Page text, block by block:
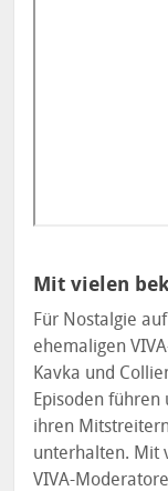
Mit vielen
Für Nostalgie
ehemaligen
Kavka und
Episoden
ihren
unterhalten. Mit
VIVA-